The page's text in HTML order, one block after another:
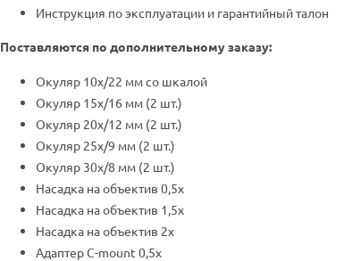
Инструкция по эксплуатации и гарантийный талон
Поставляются по дополнительному заказу:
Окуляр 10x/22 мм со шкалой
Окуляр 15х/16 мм (2 шт.)
Окуляр 20х/12 мм (2 шт.)
Окуляр 25х/9 мм (2 шт.)
Окуляр 30х/8 мм (2 шт.)
Насадка на объектив 0,5x
Насадка на объектив 1,5x
Насадка на объектив 2x
Адаптер C-mount 0,5х